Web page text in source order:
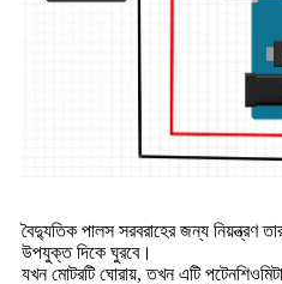
বৈদ্যুতিক পালস সরবরাহের জন্য নিয়ন্ত্রণ
উপযুক্ত দিকে ঘুরবে।
যখন মোটরটি ঘোরায়, তখন এটি